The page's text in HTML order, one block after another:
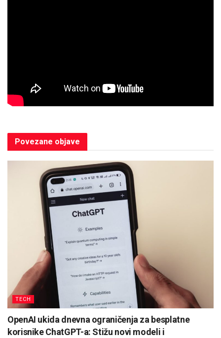
Povezane objave
TECH
OpenAI ukida dnevna ograničenja za besplatne
korisnike ChatGPT-a: Stižu novi modeli i